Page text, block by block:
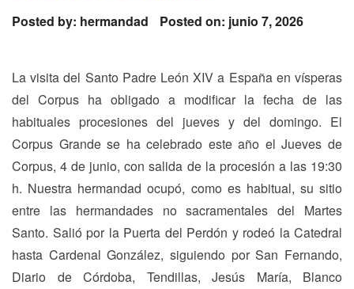
Posted by: hermandad Posted on: junio 7, 2026
La visita del Santo Padre León XIV a España en vísperas
del Corpus ha obligado a modificar la fecha de las
habituales procesiones del jueves y del domingo. El
Corpus Grande se ha celebrado este año el Jueves de
Corpus, 4 de junio, con salida de la procesión a las 19:30
h. Nuestra hermandad ocupó, como es habitual, su sitio
entre las hermandades no sacramentales del Martes
Santo. Salió por la Puerta del Perdón y rodeó la Catedral
hasta Cardenal González, siguiendo por San Fernando,
Diario de Córdoba, Tendillas, Jesús María, Blanco